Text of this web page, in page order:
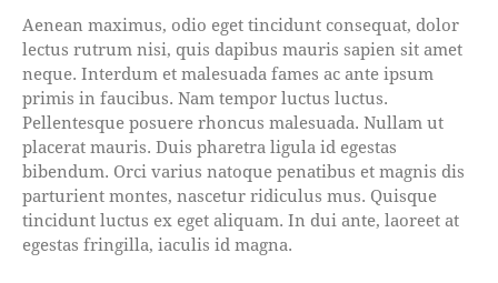
Aenean maximus, odio eget tincidunt consequat, dolor
lectus rutrum nisi, quis dapibus mauris sapien sit amet
neque. Interdum et malesuada fames ac ante ipsum
primis in faucibus. Nam tempor luctus luctus.
Pellentesque posuere rhoncus malesuada. Nullam ut
placerat mauris. Duis pharetra ligula id egestas
bibendum. Orci varius natoque penatibus et magnis dis
parturient montes, nascetur ridiculus mus. Quisque
tincidunt luctus ex eget aliquam. In dui ante, laoreet at
egestas fringilla, iaculis id magna.